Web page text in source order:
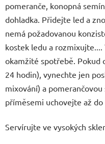
pomeranče, konopná
dohladka. Přidejte led a
nemá požadovanou
kostek ledu a
okamžité spotřebě. Pokud
24 hodin), vynechte jen
mixování) a
příměsemi uchovejte až do
Servírujte ve vysokých